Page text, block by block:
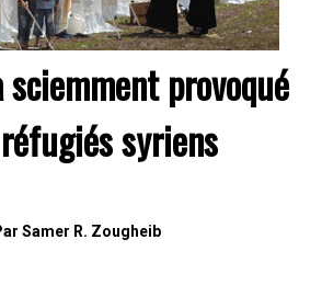
sciemment provoqué
syriens
Samer R. Zougheib